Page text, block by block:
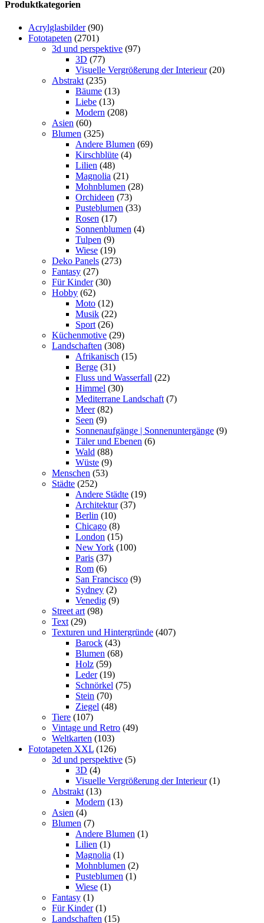
Produktkategorien
Acrylglasbilder (90)
Fototapeten (2701)
3d und perspektive (97)
3D (77)
Visuelle Vergrößerung der Interieur (20)
Abstrakt (235)
Bäume (13)
Liebe (13)
Modern (208)
Asien (60)
Blumen (325)
Andere Blumen (69)
Kirschblüte (4)
Lilien (48)
Magnolia (21)
Mohnblumen (28)
Orchideen (73)
Pusteblumen (33)
Rosen (17)
Sonnenblumen (4)
Tulpen (9)
Wiese (19)
Deko Panels (273)
Fantasy (27)
Für Kinder (30)
Hobby (62)
Moto (12)
Musik (22)
Sport (26)
Küchenmotive (29)
Landschaften (308)
Afrikanisch (15)
Berge (31)
Fluss und Wasserfall (22)
Himmel (30)
Mediterrane Landschaft (7)
Meer (82)
Seen (9)
Sonnenaufgänge | Sonnenuntergänge (9)
Täler und Ebenen (6)
Wald (88)
Wüste (9)
Menschen (53)
Städte (252)
Andere Städte (19)
Architektur (37)
Berlin (10)
Chicago (8)
London (15)
New York (100)
Paris (37)
Rom (6)
San Francisco (9)
Sydney (2)
Venedig (9)
Street art (98)
Text (29)
Texturen und Hintergründe (407)
Barock (43)
Blumen (68)
Holz (59)
Leder (19)
Schnörkel (75)
Stein (70)
Ziegel (48)
Tiere (107)
Vintage und Retro (49)
Weltkarten (103)
Fototapeten XXL (126)
3d und perspektive (5)
3D (4)
Visuelle Vergrößerung der Interieur (1)
Abstrakt (13)
Modern (13)
Asien (4)
Blumen (7)
Andere Blumen (1)
Lilien (1)
Magnolia (1)
Mohnblumen (2)
Pusteblumen (1)
Wiese (1)
Fantasy (1)
Für Kinder (1)
Landschaften (15)